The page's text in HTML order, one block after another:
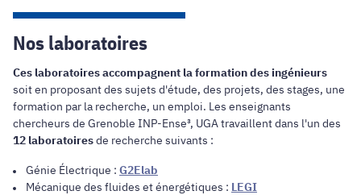
Nos laboratoires
Ces laboratoires accompagnent la formation des ingénieurs
soit en proposant des sujets d'étude, des projets, des stages, une
formation par la recherche, un emploi. Les enseignants
chercheurs de Grenoble INP-Ense³, UGA travaillent dans l'un des
12 laboratoiresde recherche suivants :
Génie Électrique : G2Elab
Mécanique des fluides et énergétiques : LEGI